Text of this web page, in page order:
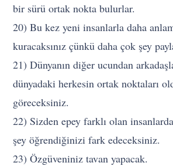
bir sürü ortak nokta bulurlar.
20) Bu kez yeni insanlarla daha
kuracaksınız çünkü daha çok şey
21) Dünyanın diğer ucundan
dünyadaki herkesin ortak noktaları
göreceksiniz.
22) Sizden epey farklı olan
şey öğrendiğinizi fark edeceksiniz.
23) Özgüveniniz tavan yapacak.